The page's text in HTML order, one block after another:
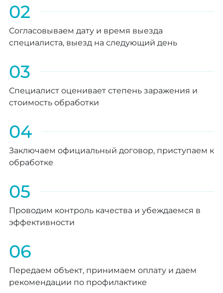
02
Согласовываем дату и время выезда
специалиста, выезд на следующий день
03
Специалист оценивает степень заражения и
стоимость обработки
04
Заключаем официальный договор, приступаем к
обработке
05
Проводим контроль качества и убеждаемся в
эффективности
06
Передаем объект, принимаем оплату и даем
рекомендации по профилактике